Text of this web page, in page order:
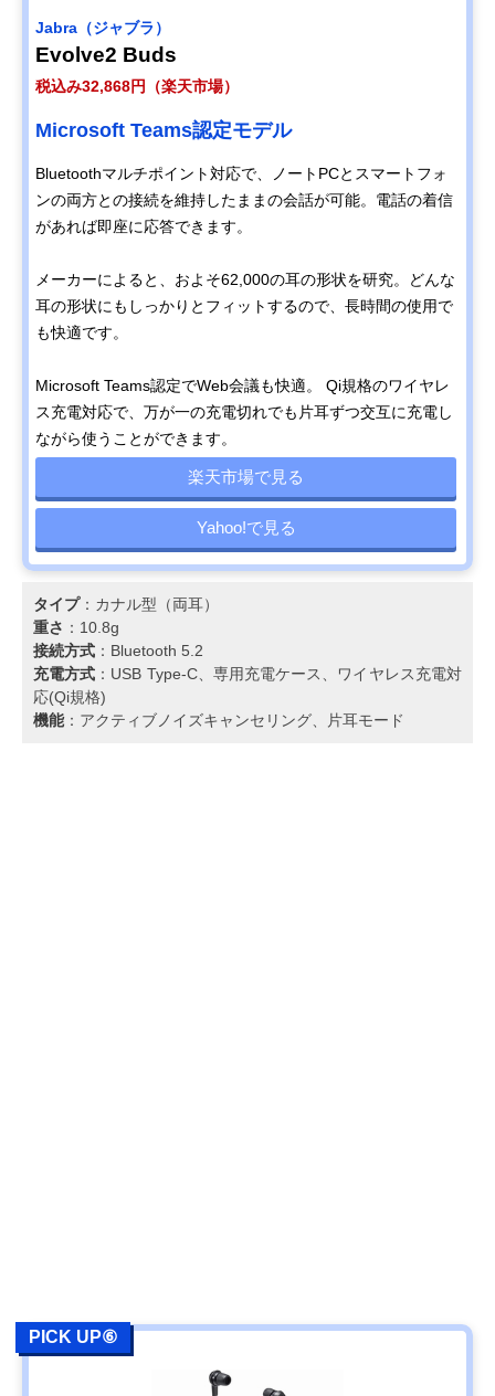
Jabra（ジャブラ）
Evolve2 Buds
税込み32,868円（楽天市場）
Microsoft Teams認定モデル
Bluetoothマルチポイント対応で、ノートPCとスマートフォ
ンの両方との接続を維持したままの会話が可能。電話の着信
があれば即座に応答できます。
メーカーによると、およそ62,000の耳の形状を研究。どんな
耳の形状にもしっかりとフィットするので、長時間の使用で
も快適です。
Microsoft Teams認定でWeb会議も快適。 Qi規格のワイヤレ
ス充電対応で、万が一の充電切れでも片耳ずつ交互に充電し
ながら使うことができます。
楽天市場で見る
Yahoo!で見る
タイプ：カナル型（両耳）
重さ ：10.8g
接続方式 ：Bluetooth 5.2
充電方式 ：USB Type-C、専用充電ケース、ワイヤレス充電対
応(Qi規格)
機能：アクティブノイズキャンセリング、片耳モード
PICK UP⑥